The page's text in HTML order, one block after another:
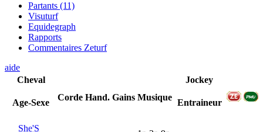
Partants (11)
Visuturf
Equidegraph
Rapports
Commentaires Zeturf
aide
Cheval
Age-Sexe
Corde Hand. Gains Musique
Jockey
Entraineur
She'S